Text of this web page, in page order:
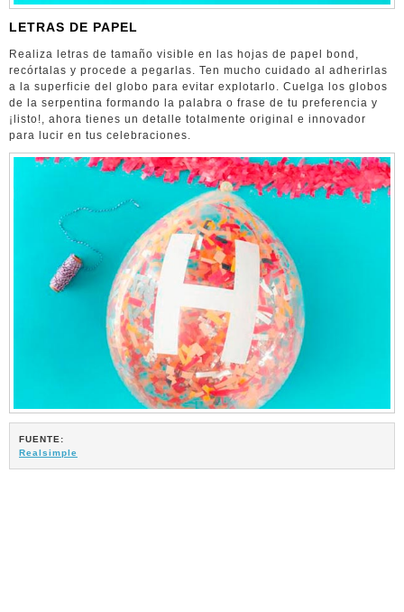
LETRAS DE PAPEL
Realiza letras de tamaño visible en las hojas de papel bond,
recórtalas y procede a pegarlas. Ten mucho cuidado al adherirlas
a la superficie del globo para evitar explotarlo. Cuelga los globos
de la serpentina formando la palabra o frase de tu preferencia y
¡listo!, ahora tienes un detalle totalmente original e innovador
para lucir en tus celebraciones.
FUENTE:
Realsimple